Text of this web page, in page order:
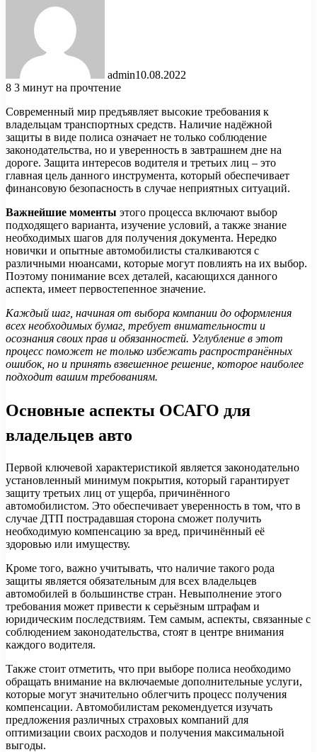
admin10.08.2022
8 3 минут на прочтение
Современный мир предъявляет высокие требования к
владельцам транспортных средств. Наличие надёжной
защиты в виде полиса означает не только соблюдение
законодательства, но и уверенность в завтрашнем дне на
дороге. Защита интересов водителя и третьих лиц – это
главная цель данного инструмента, который обеспечивает
финансовую безопасность в случае неприятных ситуаций.
Важнейшие моменты этого процесса включают выбор
подходящего варианта, изучение условий, а также знание
необходимых шагов для получения документа. Нередко
новички и опытные автомобилисты сталкиваются с
различными нюансами, которые могут повлиять на их выбор.
Поэтому понимание всех деталей, касающихся данного
аспекта, имеет первостепенное значение.
Каждый шаг, начиная от выбора компании до оформления
всех необходимых бумаг, требует внимательности и
осознания своих прав и обязанностей. Углубление в этот
процесс поможет не только избежать распространённых
ошибок, но и принять взвешенное решение, которое наиболее
подходит вашим требованиям.
Основные аспекты ОСАГО для
владельцев авто
Первой ключевой характеристикой является законодательно
установленный минимум покрытия, который гарантирует
защиту третьих лиц от ущерба, причинённого
автомобилистом. Это обеспечивает уверенность в том, что в
случае ДТП пострадавшая сторона сможет получить
необходимую компенсацию за вред, причинённый её
здоровью или имуществу.
Кроме того, важно учитывать, что наличие такого рода
защиты является обязательным для всех владельцев
автомобилей в большинстве стран. Невыполнение этого
требования может привести к серьёзным штрафам и
юридическим последствиям. Тем самым, аспекты, связанные с
соблюдением законодательства, стоят в центре внимания
каждого водителя.
Также стоит отметить, что при выборе полиса необходимо
обращать внимание на включаемые дополнительные услуги,
которые могут значительно облегчить процесс получения
компенсации. Автомобилистам рекомендуется изучать
предложения различных страховых компаний для
оптимизации своих расходов и получения максимальной
выгоды.